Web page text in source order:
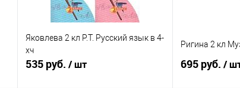
Яковлева 2 кл Р.Т. Русский язык в 4-
хч
535 руб. / шт
Ригина 2 кл
695 руб. /